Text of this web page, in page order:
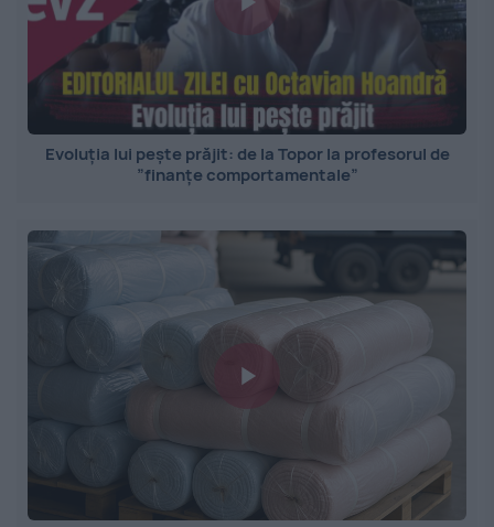
Evoluția lui pește prăjit: de la Topor la profesorul de
”finanțe comportamentale”